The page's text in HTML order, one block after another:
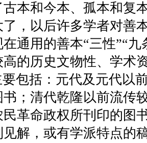
本和今本、孤本和复
了，以后许多学者对善
通用的善本“三性”“九
的历史文物性、学术
要包括：元代及元代以
；清代乾隆以前流传
革命政权所刊印的图
解，或有学派特点的